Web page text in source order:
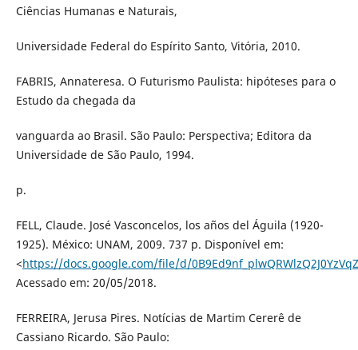
Ciências Humanas e Naturais,
Universidade Federal do Espírito Santo, Vitória, 2010.
FABRIS, Annateresa. O Futurismo Paulista: hipóteses para o
Estudo da chegada da
vanguarda ao Brasil. São Paulo: Perspectiva; Editora da
Universidade de São Paulo, 1994.
p.
FELL, Claude. José Vasconcelos, los años del Águila (1920-
1925). México: UNAM, 2009. 737 p. Disponível em:
<https://docs.google.com/file/d/
Acessado em: 20/05/2018.
FERREIRA, Jerusa Pires. Notícias de Martim Cererê de
Cassiano Ricardo. São Paulo: